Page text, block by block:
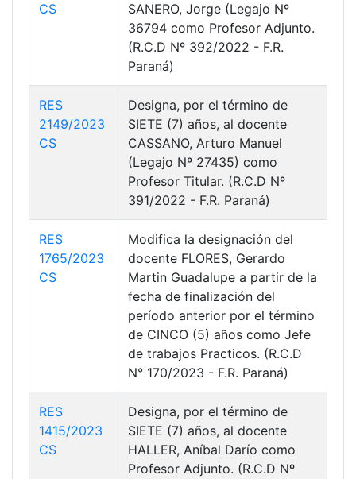
CS
SANERO, Jorge (Legajo Nº
36794 como Profesor Adjunto.
(R.C.D Nº 392/2022 - F.R.
Paraná)
RES
2149/2023
CS
Designa, por el término de
SIETE (7) años, al docente
CASSANO, Arturo Manuel
(Legajo Nº 27435) como
Profesor Titular. (R.C.D Nº
391/2022 - F.R. Paraná)
RES
1765/2023
CS
Modifica la designación del
docente FLORES, Gerardo
Martin Guadalupe a partir de la
fecha de finalización del
período anterior por el término
de CINCO (5) años como Jefe
de trabajos Practicos. (R.C.D
N° 170/2023 - F.R. Paraná)
RES
1415/2023
CS
Designa, por el término de
SIETE (7) años, al docente
HALLER, Aníbal Darío como
Profesor Adjunto. (R.C.D Nº